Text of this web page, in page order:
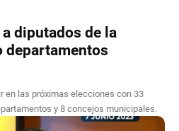
diputados de la
departamentos
en las próximas elecciones con 33
y 8 concejos municipales.